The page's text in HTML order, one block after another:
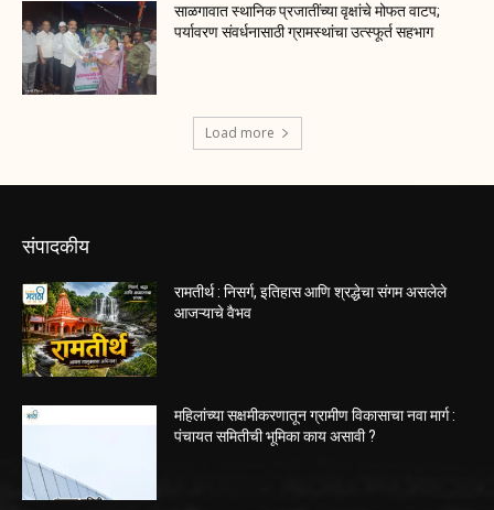
साळगावात स्थानिक प्रजातींच्या वृक्षांचे मोफत वाटप;
पर्यावरण संवर्धनासाठी ग्रामस्थांचा उत्स्फूर्त सहभाग
Load more
संपादकीय
रामतीर्थ : निसर्ग, इतिहास आणि श्रद्धेचा संगम असलेले
आजऱ्याचे वैभव
महिलांच्या सक्षमीकरणातून ग्रामीण विकासाचा नवा मार्ग :
पंचायत समितीची भूमिका काय असावी ?